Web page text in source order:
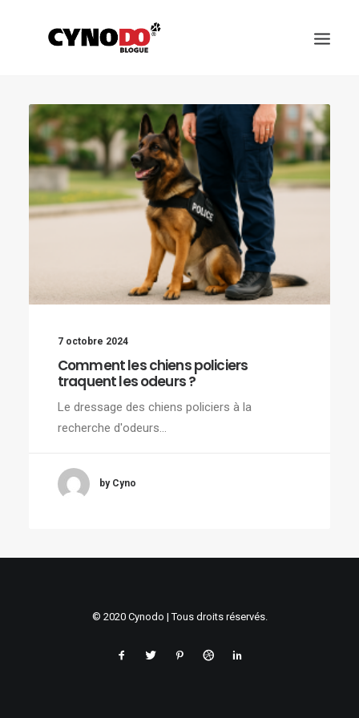
SCIENCE
ALIMENTATION ET SANTÉ
CHOISIR SON CHIEN
ÉDUCATION ET COMPORTEMENT
JEUX ET SPORTS CANIN
RACES DES CHIENS
7 octobre 2024
Comment les chiens policiers
traquent les odeurs ?
Le dressage des chiens policiers à la
recherche d'odeurs…
by Cyno
© 2020 Cynodo | Tous droits réservés.